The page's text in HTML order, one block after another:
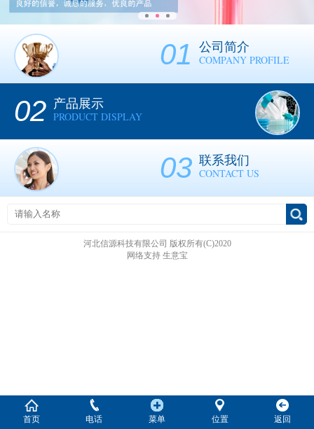
01 公司简介
COMPANY PROFILE
02 产品展示
PRODUCT DISPLAY
03 联系我们
CONTACT US
河北信源科技有限公司 版权所有(C)2020
网络支持生意宝
首页 电话 菜单 位置 返回